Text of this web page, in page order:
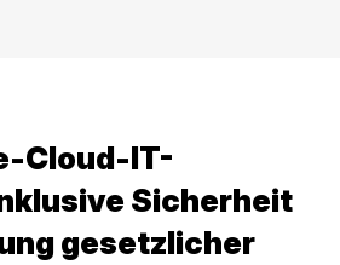
Cloud-IT-
Sicherheit
gesetzlicher